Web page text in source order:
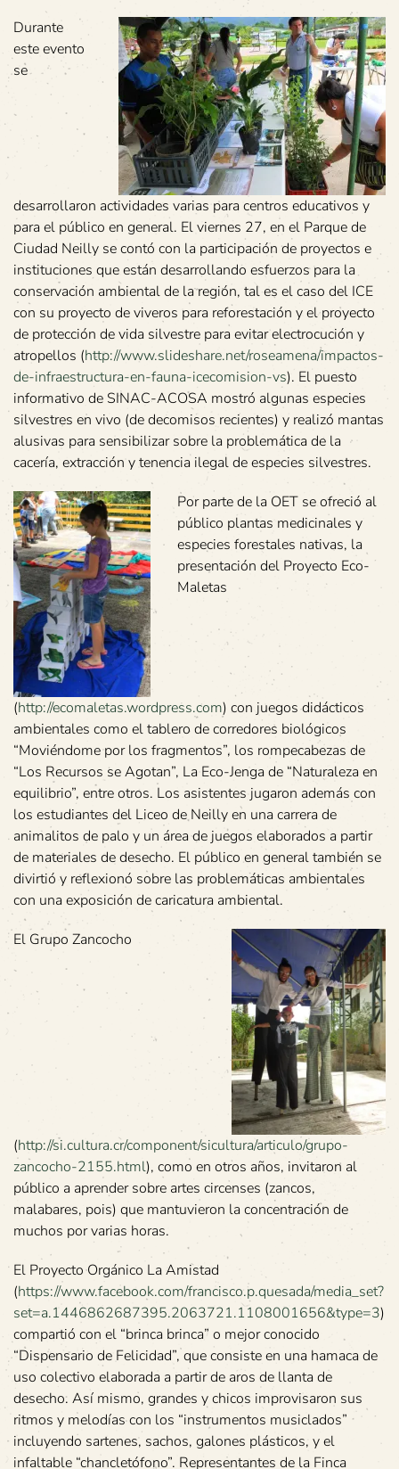
Durante
este evento
se
desarrollaron actividades varias para centros educativos y
para el público en general. El viernes 27, en el Parque de
Ciudad Neilly se contó con la participación de proyectos e
instituciones que están desarrollando esfuerzos para la
conservación ambiental de la región, tal es el caso del ICE
con su proyecto de viveros para reforestación y el proyecto
de protección de vida silvestre para evitar electrocución y
atropellos (http://www.slideshare.net/roseamena/impactos-
de-infraestructura-en-fauna-icecomision-vs). El puesto
informativo de SINAC-ACOSA mostró algunas especies
silvestres en vivo (de decomisos recientes) y realizó mantas
alusivas para sensibilizar sobre la problemática de la
cacería, extracción y tenencia ilegal de especies silvestres.
Por parte de la OET se ofreció al
público plantas medicinales y
especies forestales nativas, la
presentación del Proyecto Eco-
Maletas
(http://ecomaletas.wordpress.com) con juegos didácticos
ambientales como el tablero de corredores biológicos
“Moviéndome por los fragmentos”, los rompecabezas de
“Los Recursos se Agotan”, La Eco-Jenga de “Naturaleza en
equilibrio”, entre otros. Los asistentes jugaron además con
los estudiantes del Liceo de Neilly en una carrera de
animalitos de palo y un área de juegos elaborados a partir
de materiales de desecho. El público en general también se
divirtió y reflexionó sobre las problemáticas ambientales
con una exposición de caricatura ambiental.
El Grupo Zancocho
(http://si.cultura.cr/component/sicultura/articulo/grupo-
zancocho-2155.html), como en otros años, invitaron al
público a aprender sobre artes circenses (zancos,
malabares, pois) que mantuvieron la concentración de
muchos por varias horas.
El Proyecto Orgánico La Amistad
(https://www.facebook.com/francisco.p.quesada/media_set?
set=a.1446862687395.2063721.1108001656&type=3)
compartió con el “brinca brinca” o mejor conocido
“Dispensario de Felicidad”, que consiste en una hamaca de
uso colectivo elaborada a partir de aros de llanta de
desecho. Así mismo, grandes y chicos improvisaron sus
ritmos y melodías con los “instrumentos musiclados”
incluyendo sartenes, sachos, galones plásticos, y el
infaltable “chancletófono”. Representantes de la Finca